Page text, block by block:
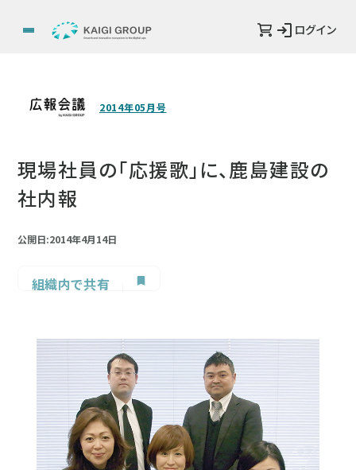
ログイン
2014年05月号
現場社員の「応援歌」に、鹿島建設の
社内報
公開日:2014年4月14日
組織内で共有